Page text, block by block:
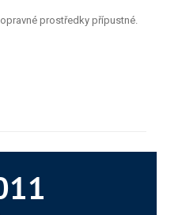
opravné prostředky přípustné.